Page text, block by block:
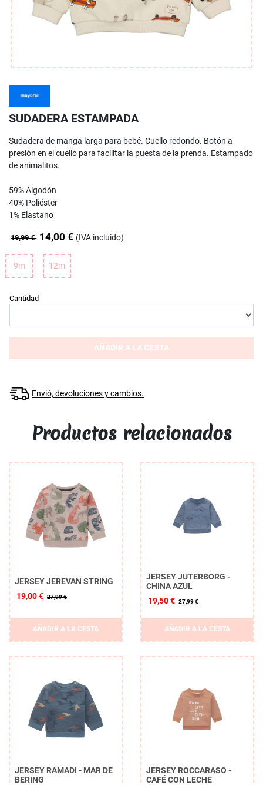
SUDADERA ESTAMPADA
Sudadera de manga larga para bebé. Cuello redondo. Botón a
presión en el cuello para facilitar la puesta de la prenda. Estampado
de animalitos.
59% Algodón
40% Poliéster
1% Elastano
19,99 € 14,00 € (IVA incluido)
9m 12m
Cantidad
AÑADIR A LA CESTA
Envió, devoluciones y cambios.
Productos relacionados
JERSEY JEREVAN STRING
19,00 € 27,99 €
AÑADIR A LA CESTA
JERSEY JUTERBORG -
CHINA AZUL
19,50 € 27,99 €
AÑADIR A LA CESTA
JERSEY RAMADI - MAR DE
BERING
JERSEY ROCCARASO -
CAFÉ CON LECHE